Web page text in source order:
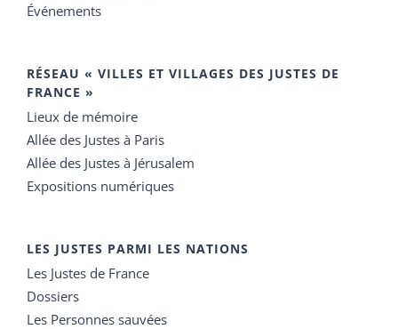
Événements
RÉSEAU « VILLES ET VILLAGES DES JUSTES DE
FRANCE »
Lieux de mémoire
Allée des Justes à Paris
Allée des Justes à Jérusalem
Expositions numériques
LES JUSTES PARMI LES NATIONS
Les Justes de France
Dossiers
Les Personnes sauvées